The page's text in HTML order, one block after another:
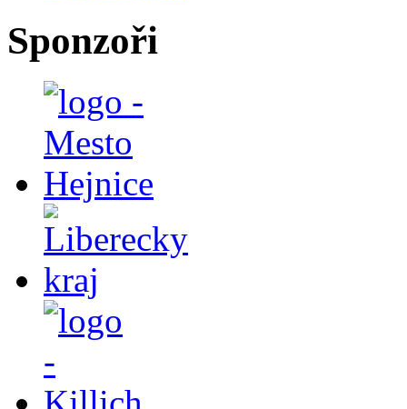
Sponzoři